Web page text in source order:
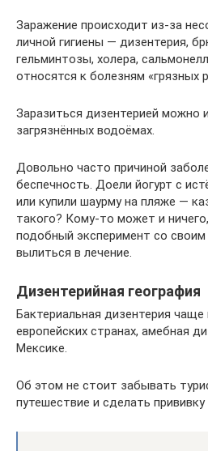
Заражение происходит из-за
личной гигиены — дизентерия,
гельминтозы, холера,
относятся к болезням «грязных
Заразиться дизентерией можно
загрязнённых водоёмах.
Довольно часто причиной
беспечность. Доели йогурт с
или купили шаурму на пляже —
такого? Кому-то может и
подобный эксперимент со
вылиться в лечение.
Дизентерийная география
Бактериальная дизентерия чаще
европейских странах, амебная
Мексике.
Об этом не стоит забывать
путешествие и сделать